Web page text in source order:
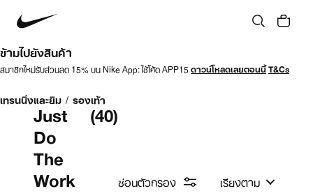
ข้ามไปยังสินค้า
สมาชิกใหม่รับส่วนลด 15% บน Nike App: ใช้โค้ด APP15ดาวน์โหลดเลยตอนนี้T&Cs
เทรนนิ่งและยิม / รองเท้า
Just
Do
The
Work
(40)
ซ่อนตัวกรอง เรียงตาม